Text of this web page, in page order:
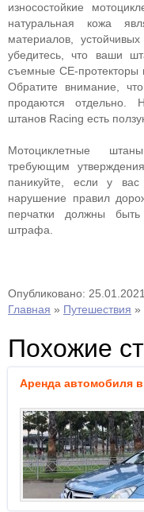
износостойкие
натуральная кожа
материалов,
убедитесь, что ваши
съемные CE-протекторы
Обратите внимание,
продаются отдельно.
штанов Racing есть
Мотоциклетные
требующим
паникуйте, если у
нарушение правил
перчатки должны
штрафа.
Опубликовано: 25.01.2021
Главная » Путешествия »
Похожие
Аренда автомобиля